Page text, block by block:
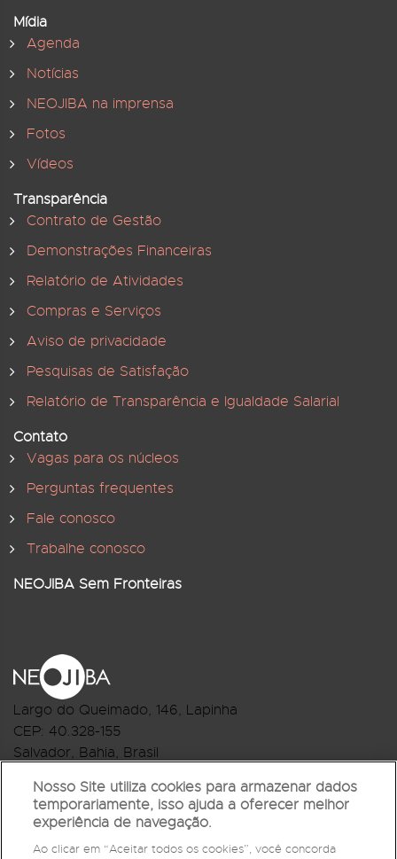
Mídia
Agenda
Notícias
NEOJIBA na imprensa
Fotos
Vídeos
Transparência
Contrato de Gestão
Demonstrações Financeiras
Relatório de Atividades
Compras e Serviços
Aviso de privacidade
Pesquisas de Satisfação
Relatório de Transparência e Igualdade Salarial
Contato
Vagas para os núcleos
Perguntas frequentes
Fale conosco
Trabalhe conosco
NEOJIBA Sem Fronteiras
Largo do Queimado, 146, Lapinha
CEP: 40.328-155
Salvador, Bahia, Brasil
R.Monte Castelo Nº 62, Bairro Barbalho
CEP: 40.301-210
Salvador, Bahia, Brasil
Nosso Site utiliza cookies para armazenar dados
temporariamente, isso ajuda a oferecer melhor
experiência de navegação.
Ao clicar em “Aceitar todos os cookies”, você concorda